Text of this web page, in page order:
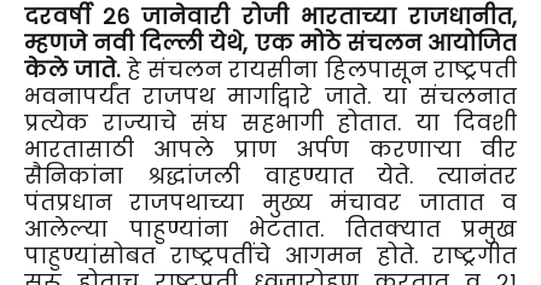
दरवर्षी २६ जानेवारी रोजी भारताच्या राजधानीत,
म्हणजे नवी दिल्ली येथे, एक मोठे संचलन आयोजित
केले जाते.हे संचलन रायसीना हिलपासून राष्ट्रपती
भवनापर्यंत राजपथ मार्गाद्वारे जाते. या संचलनात
प्रत्येक राज्याचे संघ सहभागी होतात. या दिवशी
भारतासाठी आपले प्राण अर्पण करणाऱ्या वीर
सैनिकांना श्रद्धांजली वाहण्यात येते. त्यानंतर
पंतप्रधान राजपथाच्या मुख्य मंचावर जातात व
आलेल्या पाहुण्यांना भेटतात. तितक्यात प्रमुख
पाहुण्यांसोबत राष्ट्रपतींचे आगमन होते. राष्ट्रगीत